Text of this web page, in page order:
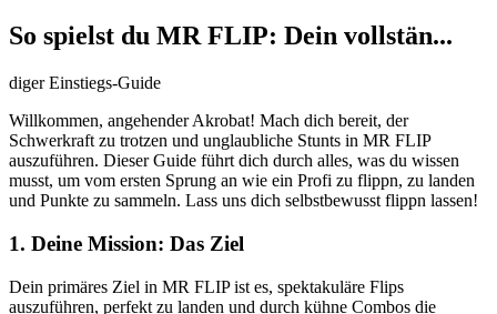
So spielst du MR FLIP: Dein vollstän...
diger Einstiegs-Guide
Willkommen, angehender Akrobat! Mach dich bereit, der
Schwerkraft zu trotzen und unglaubliche Stunts in MR FLIP
auszuführen. Dieser Guide führt dich durch alles, was du wissen
musst, um vom ersten Sprung an wie ein Profi zu flippn, zu landen
und Punkte zu sammeln. Lass uns dich selbstbewusst flippn lassen!
1. Deine Mission: Das Ziel
Dein primäres Ziel in MR FLIP ist es, spektakuläre Flips
auszuführen, perfekt zu landen und durch kühne Combos die